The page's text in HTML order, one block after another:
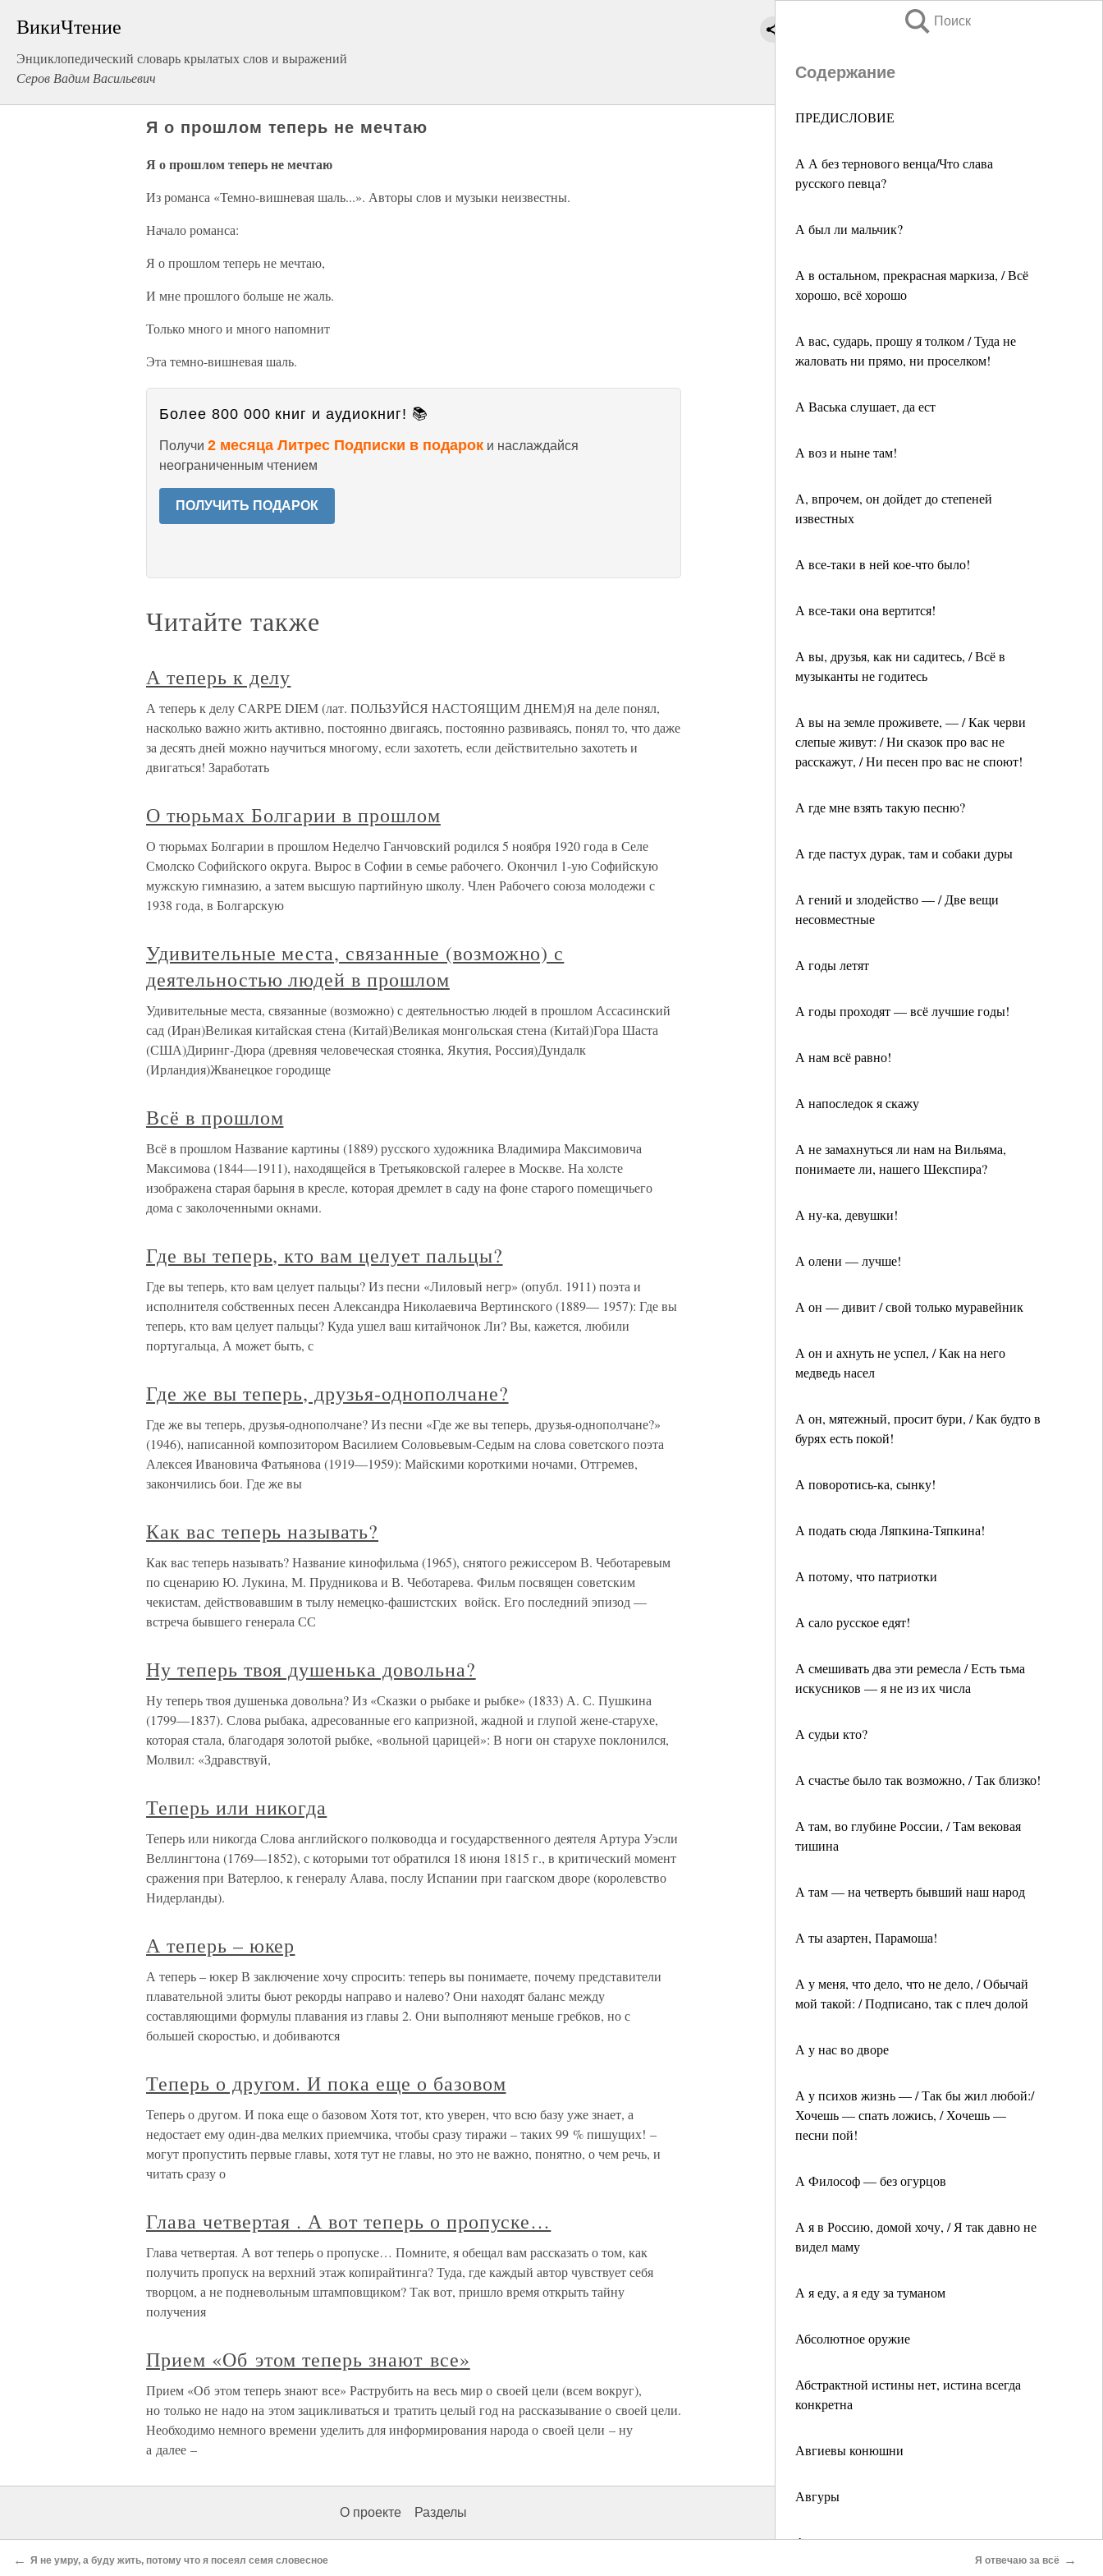
ВикиЧтение
Энциклопедический словарь крылатых слов и выражений
Серов Вадим Васильевич
Поиск
Содержание
ПРЕДИСЛОВИЕ
А А без тернового венца/Что слава
русского певца?
А был ли мальчик?
А в остальном, прекрасная маркиза, / Всё
хорошо, всё хорошо
А вас, сударь, прошу я толком / Туда не
жаловать ни прямо, ни проселком!
А Васька слушает, да ест
А воз и ныне там!
А, впрочем, он дойдет до степеней
известных
А все-таки в ней кое-что было!
А все-таки она вертится!
А вы, друзья, как ни садитесь, / Всё в
музыканты не годитесь
А вы на земле проживете, — / Как черви
слепые живут: / Ни сказок про вас не
расскажут, / Ни песен про вас не споют!
А где мне взять такую песню?
А где пастух дурак, там и собаки дуры
А гений и злодейство — / Две вещи
несовместные
А годы летят
А годы проходят — всё лучшие годы!
А нам всё равно!
А напоследок я скажу
А не замахнуться ли нам на Вильяма,
понимаете ли, нашего Шекспира?
А ну-ка, девушки!
А олени — лучше!
А он — дивит / свой только муравейник
А он и ахнуть не успел, / Как на него
медведь насел
А он, мятежный, просит бури, / Как будто в
бурях есть покой!
А поворотись-ка, сынку!
А подать сюда Ляпкина-Тяпкина!
А потому, что патриотки
А сало русское едят!
А смешивать два эти ремесла / Есть тьма
искусников — я не из их числа
А судьи кто?
А счастье было так возможно, / Так близко!
А там, во глубине России, / Там вековая
тишина
А там — на четверть бывший наш народ
А ты азартен, Парамоша!
А у меня, что дело, что не дело, / Обычай
мой такой: / Подписано, так с плеч долой
А у нас во дворе
А у психов жизнь — / Так бы жил любой:/
Хочешь — спать ложись, / Хочешь —
песни пой!
А Философ — без огурцов
А я в Россию, домой хочу, / Я так давно не
видел маму
А я еду, а я еду за туманом
Абсолютное оружие
Абстрактной истины нет, истина всегда
конкретна
Авгиевы конюшни
Авгуры
Аврора
Я о прошлом теперь не мечтаю
Я о прошлом теперь не мечтаю
Из романса «Темно-вишневая шаль...». Авторы слов и музыки неизвестны.
Начало романса:
Я о прошлом теперь не мечтаю,
И мне прошлого больше не жаль.
Только много и много напомнит
Эта темно-вишневая шаль.
Более 800 000 книг и аудиокниг! 📚
Получи 2 месяца Литрес Подписки в подарок и наслаждайся
неограниченным чтением
ПОЛУЧИТЬ ПОДАРОК
Читайте также
А теперь к делу
А теперь к делу CARPE DIEM (лат. ПОЛЬЗУЙСЯ НАСТОЯЩИМ ДНЕМ)Я на деле понял,
насколько важно жить активно, постоянно двигаясь, постоянно развиваясь, понял то, что даже
за десять дней можно научиться многому, если захотеть, если действительно захотеть и
двигаться! Заработать
О тюрьмах Болгарии в прошлом
О тюрьмах Болгарии в прошлом Неделчо Ганчовский родился 5 ноября 1920 года в Селе
Смолско Софийского округа. Вырос в Софии в семье рабочего. Окончил 1-ую Софийскую
мужскую гимназию, а затем высшую партийную школу. Член Рабочего союза молодежи с
1938 года, в Болгарскую
Удивительные места, связанные (возможно) с
деятельностью людей в прошлом
Удивительные места, связанные (возможно) с деятельностью людей в прошлом Ассасинский
сад (Иран)Великая китайская стена (Китай)Великая монгольская стена (Китай)Гора Шаста
(США)Диринг-Дюра (древняя человеческая стоянка, Якутия, Россия)Дундалк
(Ирландия)Жванецкое городище
Всё в прошлом
Всё в прошлом Название картины (1889) русского художника Владимира Максимовича
Максимова (1844—1911), находящейся в Третьяковской галерее в Москве. На холсте
изображена старая барыня в кресле, которая дремлет в саду на фоне старого помещичьего
дома с заколоченными окнами.
Где вы теперь, кто вам целует пальцы?
Где вы теперь, кто вам целует пальцы? Из песни «Лиловый негр» (опубл. 1911) поэта и
исполнителя собственных песен Александра Николаевича Вертинского (1889— 1957): Где вы
теперь, кто вам целует пальцы? Куда ушел ваш китайчонок Ли? Вы, кажется, любили
португальца, А может быть, с
Где же вы теперь, друзья-однополчане?
Где же вы теперь, друзья-однополчане? Из песни «Где же вы теперь, друзья-однополчане?»
(1946), написанной композитором Василием Соловьевым-Седым на слова советского поэта
Алексея Ивановича Фатьянова (1919—1959): Майскими короткими ночами, Отгремев,
закончились бои. Где же вы
Как вас теперь называть?
Как вас теперь называть? Название кинофильма (1965), снятого режиссером В. Чеботаревым
по сценарию Ю. Лукина, М. Прудникова и В. Чеботарева. Фильм посвящен советским
чекистам, действовавшим в тылу немецко-фашистских войск. Его последний эпизод —
встреча бывшего генерала СС
Ну теперь твоя душенька довольна?
Ну теперь твоя душенька довольна? Из «Сказки о рыбаке и рыбке» (1833) А. С. Пушкина
(1799—1837). Слова рыбака, адресованные его капризной, жадной и глупой жене-старухе,
которая стала, благодаря золотой рыбке, «вольной царицей»: В ноги он старухе поклонился,
Молвил: «Здравствуй,
Теперь или никогда
Теперь или никогда Слова английского полководца и государственного деятеля Артура Уэсли
Веллингтона (1769—1852), с которыми тот обратился 18 июня 1815 г., в критический момент
сражения при Ватерлоо, к генералу Алава, послу Испании при гаагском дворе (королевство
Нидерланды).
А теперь – юкер
А теперь – юкер В заключение хочу спросить: теперь вы понимаете, почему представители
плавательной элиты бьют рекорды направо и налево? Они находят баланс между
составляющими формулы плавания из главы 2. Они выполняют меньше гребков, но с
большей скоростью, и добиваются
Теперь о другом. И пока еще о базовом
Теперь о другом. И пока еще о базовом Хотя тот, кто уверен, что всю базу уже знает, а
недостает ему один-два мелких приемчика, чтобы сразу тиражи – таких 99 % пишущих! –
могут пропустить первые главы, хотя тут не главы, но это не важно, понятно, о чем речь, и
читать сразу о
Глава четвертая . А вот теперь о пропуске…
Глава четвертая. А вот теперь о пропуске… Помните, я обещал вам рассказать о том, как
получить пропуск на верхний этаж копирайтинга? Туда, где каждый автор чувствует себя
творцом, а не подневольным штамповщиком? Так вот, пришло время открыть тайну
получения
Прием «Об этом теперь знают все»
Прием «Об этом теперь знают все» Раструбить на весь мир о своей цели (всем вокруг),
но только не надо на этом зацикливаться и тратить целый год на рассказывание о своей цели.
Необходимо немного времени уделить для информирования народа о своей цели – ну
а далее –
О проекте Разделы
← Я не умру, а буду жить, потому что я посеял семя словесное Я отвечаю за всё →